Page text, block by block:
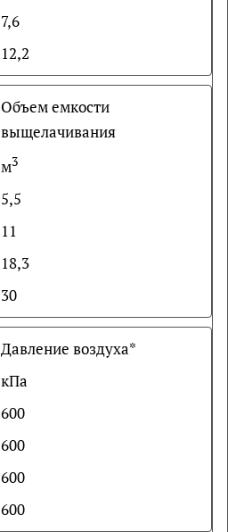
7,6
12,2
Объем емкости
выщелачивания
м3
5,5
11
18,3
30
Давление воздуха*
кПа
600
600
600
600